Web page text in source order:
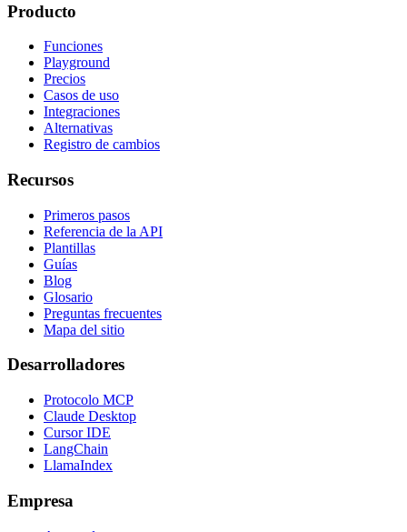
Producto
Funciones
Playground
Precios
Casos de uso
Integraciones
Alternativas
Registro de cambios
Recursos
Primeros pasos
Referencia de la API
Plantillas
Guías
Blog
Glosario
Preguntas frecuentes
Mapa del sitio
Desarrolladores
Protocolo MCP
Claude Desktop
Cursor IDE
LangChain
LlamaIndex
Empresa